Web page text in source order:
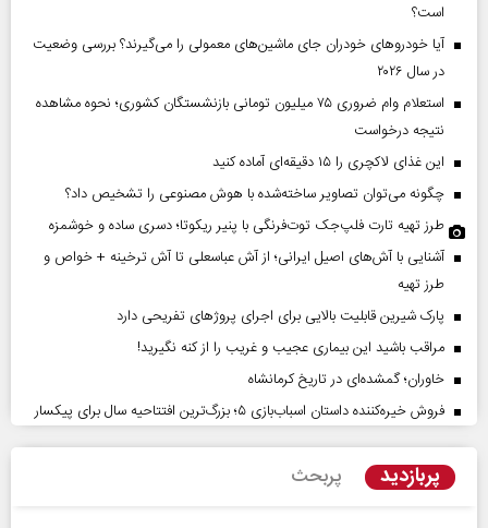
است؟
آیا خودروهای خودران جای ماشین‌های معمولی را می‌گیرند؟ بررسی وضعیت
در سال ۲۰۲۶
استعلام وام ضروری ۷۵ میلیون تومانی بازنشستگان کشوری؛ نحوه مشاهده
نتیجه درخواست
این غذای لاکچری را ۱۵ دقیقه‌ای آماده کنید
چگونه می‌توان تصاویر ساخته‌شده با هوش مصنوعی را تشخیص داد؟
طرز تهیه تارت فلپ‌جک توت‌فرنگی با پنیر ریکوتا؛ دسری ساده و خوشمزه
آشنایی با آش‌های اصیل ایرانی؛ از آش عباسعلی تا آش ترخینه + خواص و
طرز تهیه
پارک شیرین قابلیت‌ بالایی برای اجرای پروژهای تفریحی دارد
مراقب باشید این بیماری عجیب و غریب را از کنه نگیرید!
خاوران؛ گمشده‌ای در تاریخ کرمانشاه
فروش خیره‌کننده داستان اسباب‌بازی ۵؛ بزرگ‌ترین افتتاحیه سال برای پیکسار
پربازدید پربحث